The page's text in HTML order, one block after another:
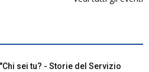
sei tu? - Storie del Servizio